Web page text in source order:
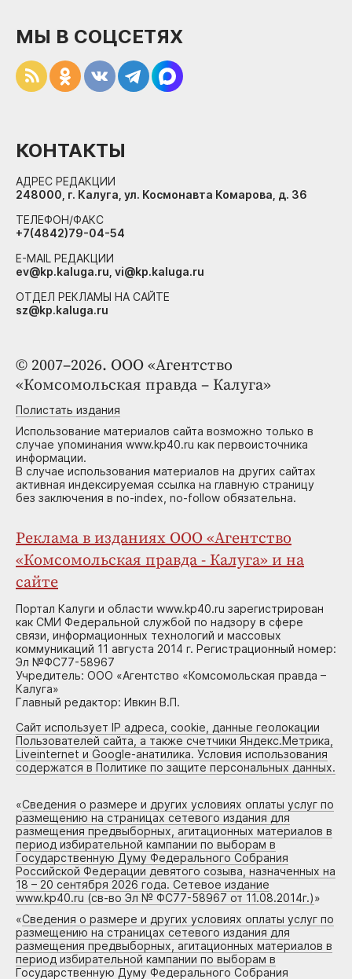
© 2007–2026. ООО «Агентство
«Комсомольская правда – Калуга»
Полистать издания
Использование материалов сайта возможно только в
случае упоминания www.kp40.ru как первоисточника
информации.
В случае использования материалов на других сайтах
активная индексируемая ссылка на главную страницу
без заключения в no-index, no-follow обязательна.
Реклама в изданиях ООО «Агентство
«Комсомольская правда - Калуга» и на
сайте
Портал Калуги и области www.kp40.ru зарегистрирован
как СМИ Федеральной службой по надзору в сфере
связи, информационных технологий и массовых
коммуникаций 11 августа 2014 г. Регистрационный номер:
Эл №ФС77-58967
Учредитель: ООО «Агентство «Комсомольская правда –
Калуга»
Главный редактор: Ивкин В.П.
Сайт использует IP адреса, cookie, данные геолокации
Пользователей сайта, а также счетчики Яндекс.Метрика,
Liveinternet и Google-анатилика. Условия использования
содержатся в Политике по защите персональных данных.
«Сведения о размере и других условиях оплаты услуг по
размещению на страницах сетевого издания для
размещения предвыборных, агитационных материалов в
период избирательной кампании по выборам в
Государственную Думу Федерального Собрания
Российской Федерации девятого созыва, назначенных на
18 – 20 сентября 2026 года. Сетевое издание
www.kp40.ru (св-во Эл № ФС77-58967 от 11.08.2014г.)»
«Сведения о размере и других условиях оплаты услуг по
размещению на страницах сетевого издания для
размещения предвыборных, агитационных материалов в
период избирательной кампании по выборам в
Государственную Думу Федерального Собрания
МЫ В СОЦСЕТЯХ
КОНТАКТЫ
АДРЕС РЕДАКЦИИ
248000, г. Калуга, ул. Космонавта Комарова, д. 36
ТЕЛЕФОН/ФАКС
+7(4842)79-04-54
E-MAIL РЕДАКЦИИ
ev@kp.kaluga.ru, vi@kp.kaluga.ru
ОТДЕЛ РЕКЛАМЫ НА САЙТЕ
sz@kp.kaluga.ru